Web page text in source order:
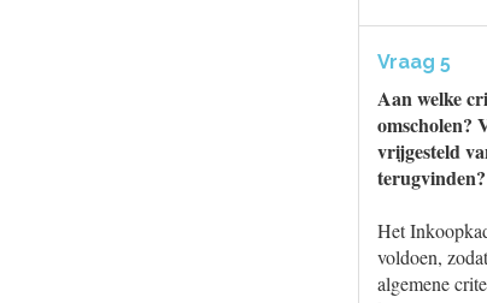
Vraag 5
Aan welke
omscholen?
vrijgesteld
terugvinden?
Het
voldoen,
algemene